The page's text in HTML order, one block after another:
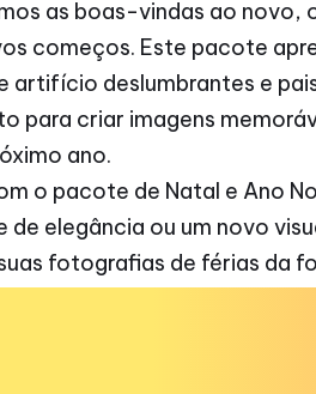
as boas-vindas ao novo,
começos. Este pacote
artifício deslumbrantes e
para criar imagens
ano.
o pacote de Natal e Ano
elegância ou um novo
fotografias de férias da